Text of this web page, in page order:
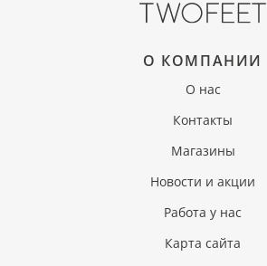
О КОМПАНИИ
О нас
Контакты
Магазины
Новости и акции
Работа у нас
Карта сайта